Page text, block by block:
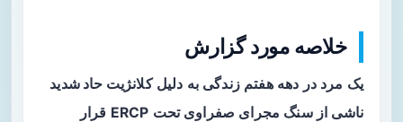
خلاصه مورد گزارش
یک مرد در دهه هفتم زندگی به دلیلکلانژیت حاد شدید
ناشی از سنگ مجرای صفراوی تحت ERCP قرار